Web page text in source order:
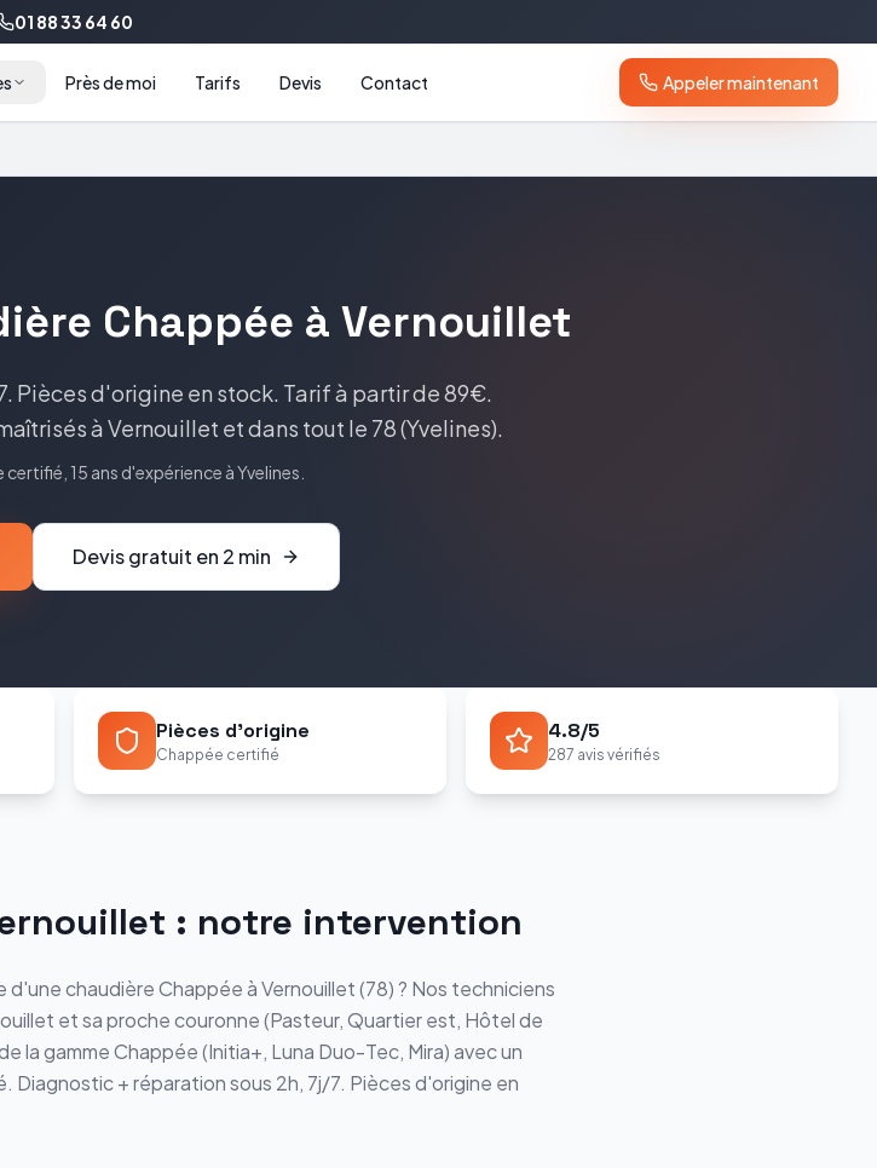
01 88 33 64 60
Près de moi Tarifs Devis Contact Appeler maintenant
Chappée à Vernouillet
Pièces d'origine en stock. Tarifà partir de 89€.
à Vernouillet et dans tout le 78(Yvelines).
certifié, 15 ans d'expérience àYvelines
Devis gratuit en 2 min
Pièces d'origine
Chappée certifié
4.8/5
287 avis vérifiés
: notre intervention
d'une chaudièreChappéeàVernouillet(78) ? Nos techniciens
et sa proche couronne (Pasteur, Quartier est, Hôtel de
la gammeChappée(Initia+, Luna Duo-Tec, Mira) avec un
Diagnostic + réparation sous 2h, 7j/7. Pièces d'origine en